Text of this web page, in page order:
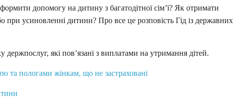
допомогу на дитину з багатодітної сім’ї? Як отримати
при усиновленні дитини? Про все це розповість Гід із державних
держпослуг, які пов’язані з виплатами на утримання дітей.
та пологами жінкам, що не застраховані